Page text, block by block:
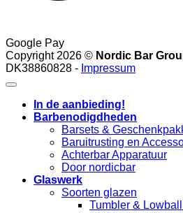
Google Pay
Copyright 2026 © Nordic Bar
DK38860828 - Impressum
In de aanbieding!
Barbenodigdheden
Barsets &
Baruitrusting en
Achterbar Apparatuur
Door nordicbar
Glaswerk
Soorten glazen
Tumbler &